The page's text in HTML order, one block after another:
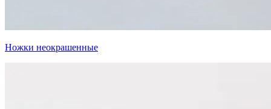
Ножки неокрашенные